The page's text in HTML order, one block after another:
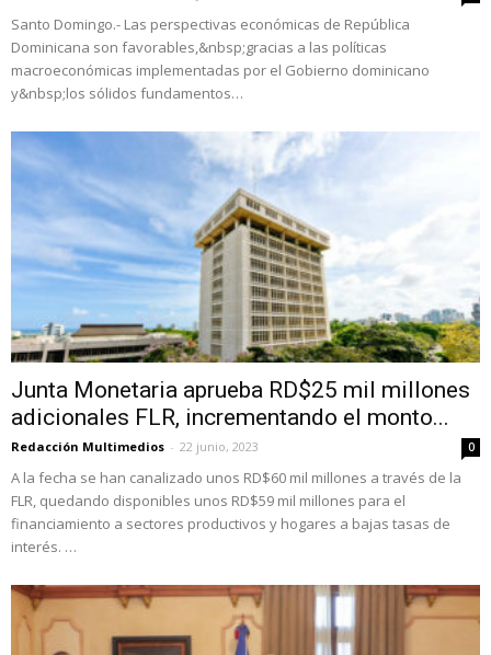
Santo Domingo.- Las perspectivas económicas de República
Dominicana son favorables,&nbsp;gracias a las políticas
macroeconómicas implementadas por el Gobierno dominicano
y&nbsp;los sólidos fundamentos…
Junta Monetaria aprueba RD$25 mil millones
adicionales FLR, incrementando el monto...
Redacción Multimedios - 22 junio, 2023 0
A la fecha se han canalizado unos RD$60 mil millones a través de la
FLR, quedando disponibles unos RD$59 mil millones para el
financiamiento a sectores productivos y hogares a bajas tasas de
interés. …